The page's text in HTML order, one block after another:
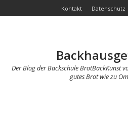
Kontakt Datenschutz
Der Blog der Backschule BrotBackKunst
gutes Brot wie zu